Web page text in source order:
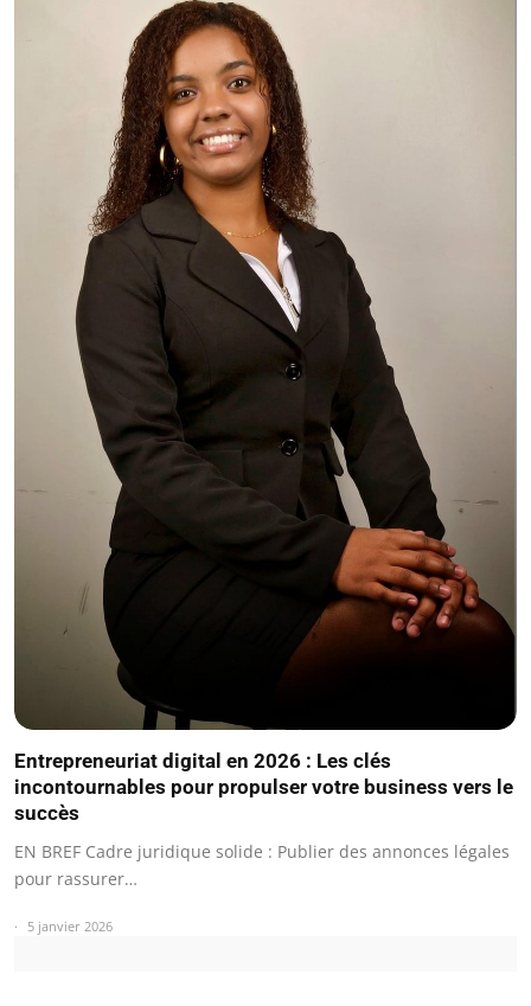
Entrepreneuriat digital en 2026 : Les clés
incontournables pour propulser votre business vers le
succès
EN BREF Cadre juridique solide : Publier des annonces légales
pour rassurer…
5 janvier 2026